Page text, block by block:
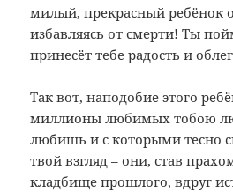
милый, прекрасный ребёнок
избавляясь от смерти! Ты
принесёт тебе радость и
Так вот, наподобие этого
миллионы любимых тобою
любишь и с которыми тесно
твой взгляд – они, став
кладбище прошлого, вдруг